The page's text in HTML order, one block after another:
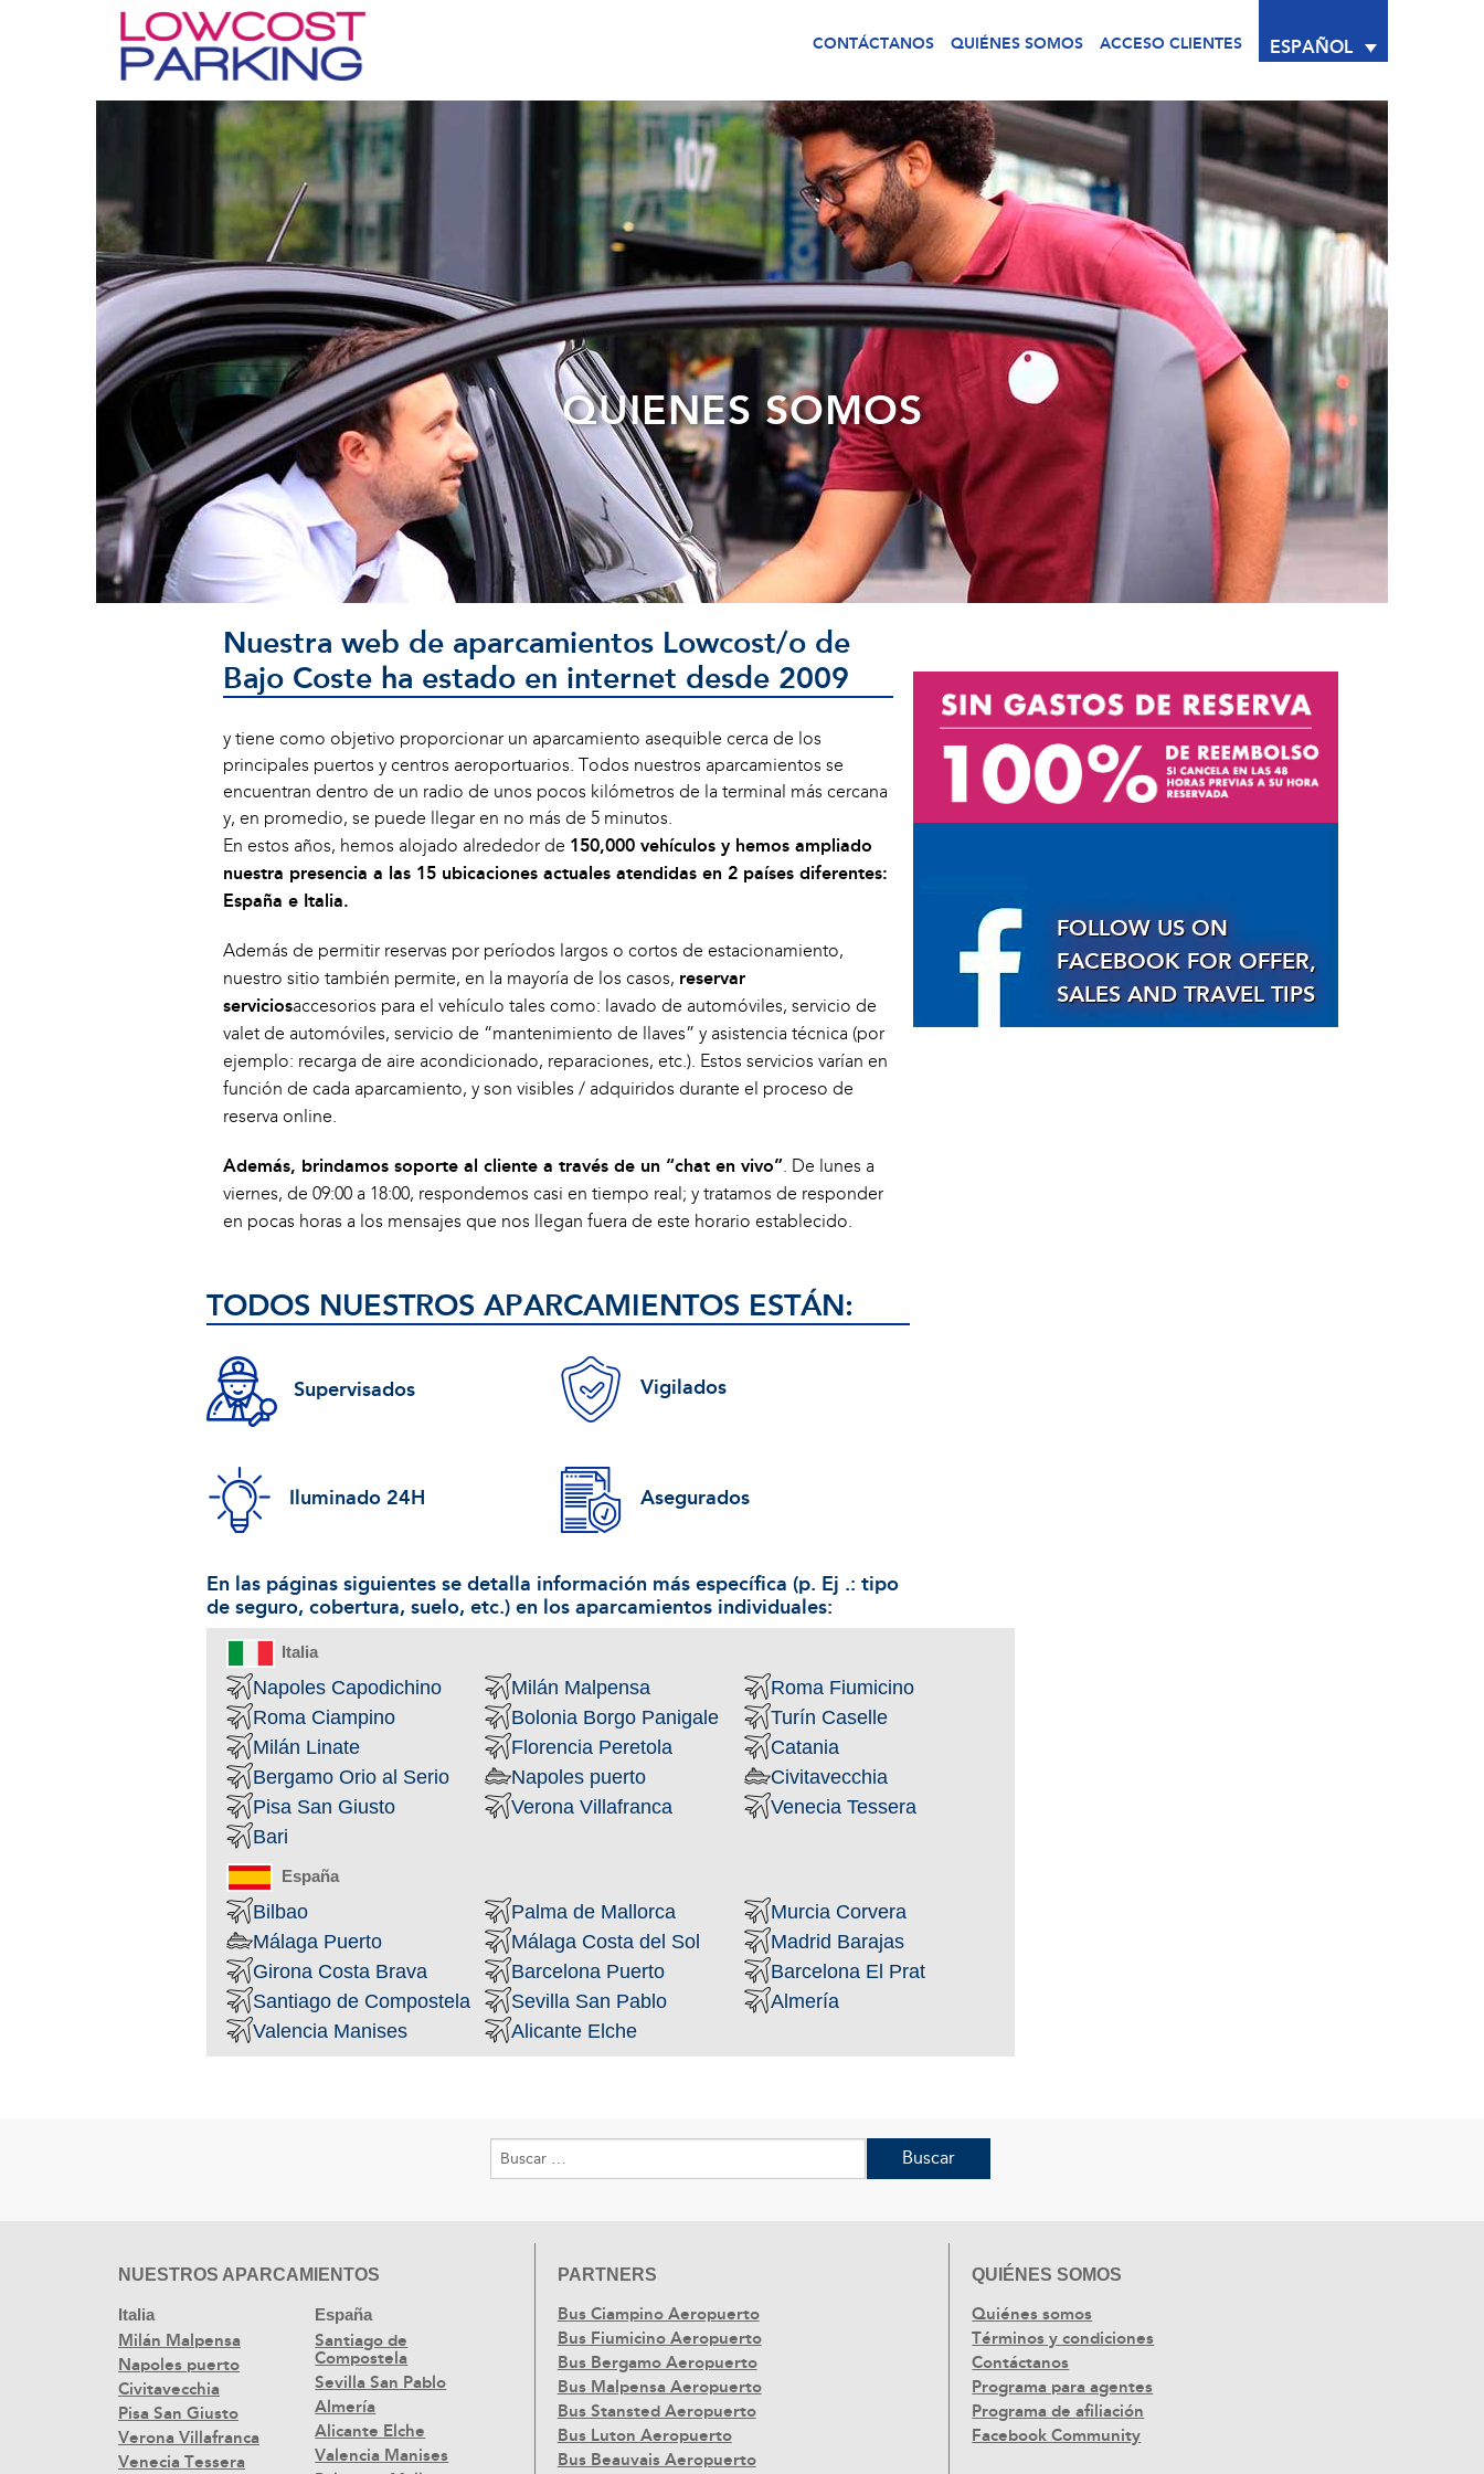
CONTÁCTANOS QUIÉNES SOMOS ACCESO CLIENTES ESPAÑOL
QUIENES SOMOS
Nuestra web de aparcamientos Lowcost/o de
Bajo Coste ha estado en internet desde 2009
y tiene como objetivo proporcionar un aparcamiento asequible cerca de los
principales puertos y centros aeroportuarios. Todos nuestros aparcamientos se
encuentran dentro de un radio de unos pocos kilómetros de la terminal más cercana
y, en promedio, se puede llegar en no más de 5 minutos.
En estos años, hemos alojado alrededor de 150,000 vehículos y hemos ampliado
nuestra presencia a las 15 ubicaciones actuales atendidas en 2 países diferentes:
España e Italia.
Además de permitir reservas por períodos largos o cortos de estacionamiento,
nuestro sitio también permite, en la mayoría de los casos, reservar
serviciosaccesorios para el vehículo tales como: lavado de automóviles, servicio de
valet de automóviles, servicio de “mantenimiento de llaves” y asistencia técnica (por
ejemplo: recarga de aire acondicionado, reparaciones, etc.). Estos servicios varían en
función de cada aparcamiento, y son visibles / adquiridos durante el proceso de
reserva online.
Además, brindamos soporte al cliente a través de un “chat en vivo”. De lunes a
viernes, de 09:00 a 18:00, respondemos casi en tiempo real; y tratamos de responder
en pocas horas a los mensajes que nos llegan fuera de este horario establecido.
TODOS NUESTROS APARCAMIENTOS ESTÁN:
Supervisados Vigilados
Iluminado 24H Asegurados
En las páginas siguientes se detalla información más específica (p. Ej .: tipo
de seguro, cobertura, suelo, etc.) en los aparcamientos individuales:
Italia
Napoles Capodichino Milán Malpensa
Roma Fiumicino
Roma Ciampino
Bolonia Borgo Panigale
Turín Caselle
Milán Linate
Florencia Peretola
Catania
Bergamo Orio al Serio
Napoles puerto
Civitavecchia
Pisa San Giusto
Verona Villafranca
Venecia Tessera
Bari
España
Bilbao Palma de Mallorca
Murcia Corvera
Málaga Puerto
Málaga Costa del Sol
Madrid Barajas
Girona Costa Brava
Barcelona Puerto
Barcelona El Prat
Santiago de Compostela
Sevilla San Pablo
Almería
Valencia Manises
Alicante Elche
FOLLOW US ON
FACEBOOK FOR OFFER,
SALES AND TRAVEL TIPS
NUESTROS APARCAMIENTOS
Italia
Milán Malpensa
Napoles puerto
Civitavecchia
Pisa San Giusto
Verona Villafranca
Venecia Tessera
España
Santiago de
Compostela
Sevilla San Pablo
Almería
Alicante Elche
Valencia Manises
PARTNERS
Bus Ciampino Aeropuerto
Bus Fiumicino Aeropuerto
Bus Bergamo Aeropuerto
Bus Malpensa Aeropuerto
Bus Stansted Aeropuerto
Bus Luton Aeropuerto
Bus Beauvais Aeropuerto
QUIÉNES SOMOS
Quiénes somos
Términos y condiciones
Contáctanos
Programa para agentes
Programa de afiliación
Facebook Community